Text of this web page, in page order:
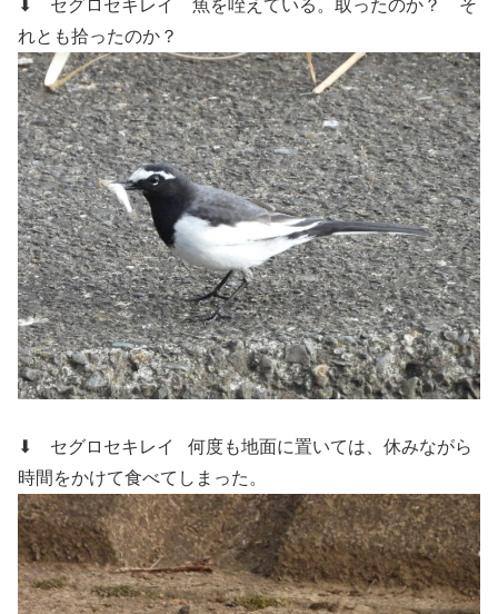
⬇ セグロセキレイ 魚を咥えている。取ったのか？ そ
れとも拾ったのか？
⬇ セグロセキレイ 何度も地面に置いては、休みながら
時間をかけて食べてしまった。